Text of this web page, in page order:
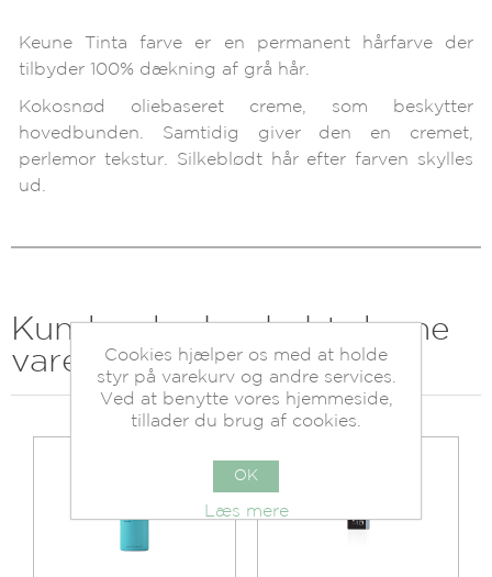
Keune Tinta farve er en permanent hårfarve der
tilbyder 100% dækning af grå hår.
Kokosnød oliebaseret creme, som beskytter
hovedbunden. Samtidig giver den en cremet,
perlemor tekstur. Silkeblødt hår efter farven skylles
ud.
Kunder der har købt denne
vare købte også
Cookies hjælper os med at holde
styr på varekurv og andre services.
Ved at benytte vores hjemmeside,
tillader du brug af cookies.
OK
Læs mere